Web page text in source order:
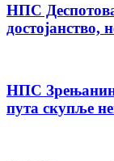
НПС
достојанство,
НПС
пута скупље